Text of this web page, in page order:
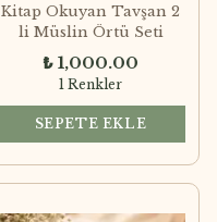
Kitap Okuyan Tavşan 2
li Müslin Örtü Seti
₺ 1,000.00
1 Renkler
SEPETE EKLE